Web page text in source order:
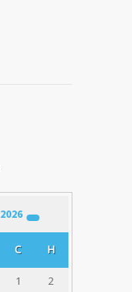
2026
С Н
1
2